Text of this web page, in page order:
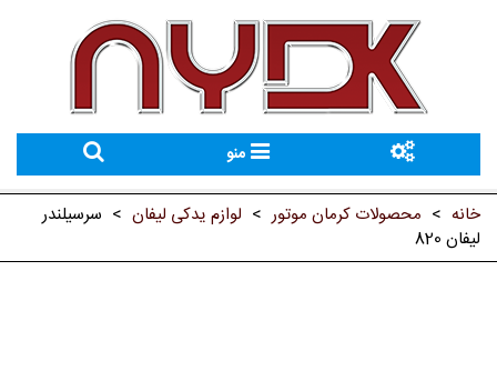
منو
خانه > محصولات کرمان موتور > لوازم یدکی لیفان > سرسیلندر
لیفان 820